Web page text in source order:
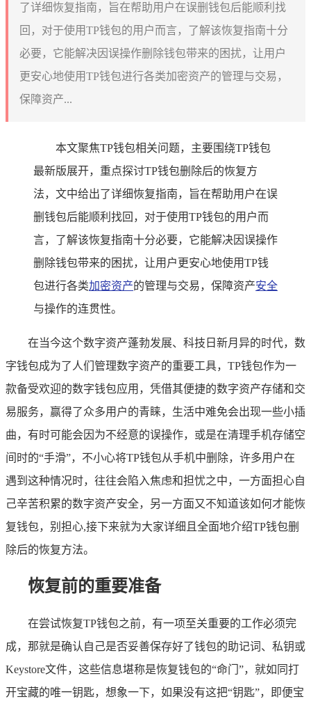
了详细恢复指南，旨在帮助用户在误删钱包后能顺利找
回，对于使用TP钱包的用户而言，了解该恢复指南十分
必要，它能解决因误操作删除钱包带来的困扰，让用户
更安心地使用TP钱包进行各类加密资产的管理与交易，
保障资产...
本文聚焦TP钱包相关问题，主要围绕TP钱包
最新版展开，重点探讨TP钱包删除后的恢复方
法，文中给出了详细恢复指南，旨在帮助用户在误
删钱包后能顺利找回，对于使用TP钱包的用户而
言，了解该恢复指南十分必要，它能解决因误操作
删除钱包带来的困扰，让用户更安心地使用TP钱
包进行各类加密资产的管理与交易，保障资产安全
与操作的连贯性。
在当今这个数字资产蓬勃发展、科技日新月异的时代，数
字钱包成为了人们管理数字资产的重要工具，TP钱包作为一
款备受欢迎的数字钱包应用，凭借其便捷的数字资产存储和交
易服务，赢得了众多用户的青睐，生活中难免会出现一些小插
曲，有时可能会因为不经意的误操作，或是在清理手机存储空
间时的“手滑”，不小心将TP钱包从手机中删除，许多用户在
遇到这种情况时，往往会陷入焦虑和担忧之中，一方面担心自
己辛苦积累的数字资产安全，另一方面又不知道该如何才能恢
复钱包，别担心,接下来就为大家详细且全面地介绍TP钱包删
除后的恢复方法。
恢复前的重要准备
在尝试恢复TP钱包之前，有一项至关重要的工作必须完
成，那就是确认自己是否妥善保存好了钱包的助记词、私钥或
Keystore文件，这些信息堪称是恢复钱包的“命门”，就如同打
开宝藏的唯一钥匙，想象一下，如果没有这把“钥匙”，即便宝